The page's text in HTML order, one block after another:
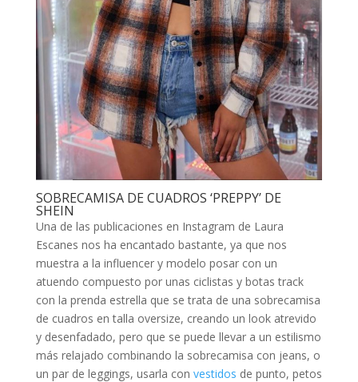
SOBRECAMISA DE CUADROS ‘PREPPY’ DE
SHEIN
Una de las publicaciones en Instagram de Laura
Escanes nos ha encantado bastante, ya que nos
muestra a la influencer y modelo posar con un
atuendo compuesto por unas ciclistas y botas track
con la prenda estrella que se trata de una sobrecamisa
de cuadros en talla oversize, creando un look atrevido
y desenfadado, pero que se puede llevar a un estilismo
más relajado combinando la sobrecamisa con jeans, o
un par de leggings, usarla con vestidos de punto, petos